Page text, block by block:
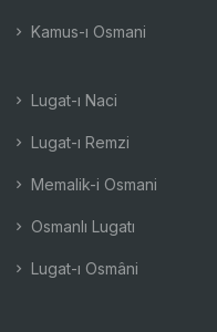
Kamus-ı Osmani
Lugat-ı Naci
Lugat-ı Remzi
Memalik-i Osmani
Osmanlı Lugatı
Lugat-ı Osmâni